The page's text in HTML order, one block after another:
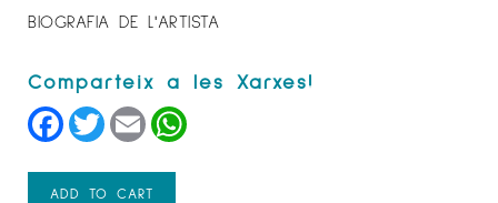
BIOGRAFIA DE L'ARTISTA
Facebook
TwitterEmail
ADD TO CART